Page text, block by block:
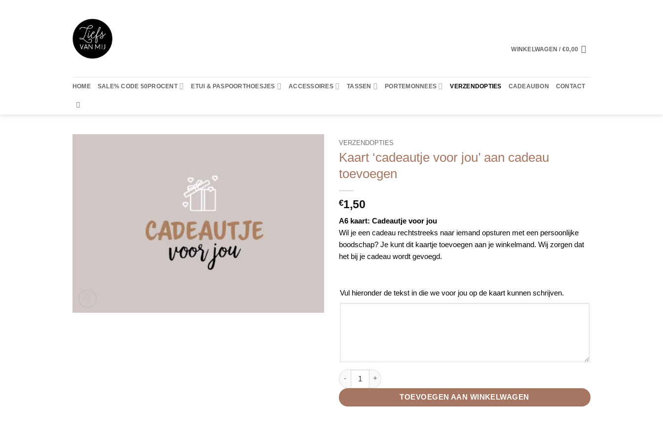
WINKELWAGEN / €0,00
HOME SALE% CODE 50PROCENT ETUI & PASPOORTHOESJES ACCESSOIRES TASSEN PORTEMONNEES VERZENDOPTIES CADEAUBON CONTACT
VERZENDOPTIES
Kaart ‘cadeautje voor jou’ aan cadeau
toevoegen
€1,50
A6 kaart: Cadeautje voor jou
Wil je een cadeau rechtstreeks naar iemand opsturen met een persoonlijke
boodschap? Je kunt dit kaartje toevoegen aan je winkelmand. Wij zorgen dat
het bij je cadeau wordt gevoegd.
Vul hieronder de tekst in die we voor jou op de kaart kunnen schrijven.
Kaart 'cadeautje voor jou' aan cadeau toevoegen aantal
TOEVOEGEN AAN WINKELWAGEN